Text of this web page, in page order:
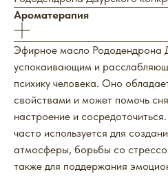
Ароматерапия
Эфирное масло Рододендрона
успокаивающим и
психику человека. Оно
свойствами и может помочь
настроение и
часто используется для
атмосферы, борьбы со
также для поддержания